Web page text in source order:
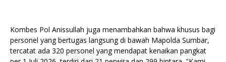
Kombes Pol Anissullah juga menambahkan bahwa khusus bagi
personel yang bertugas langsung di bawah Mapolda Sumbar,
tercatat ada 320 personel yang mendapat kenaikan pangkat